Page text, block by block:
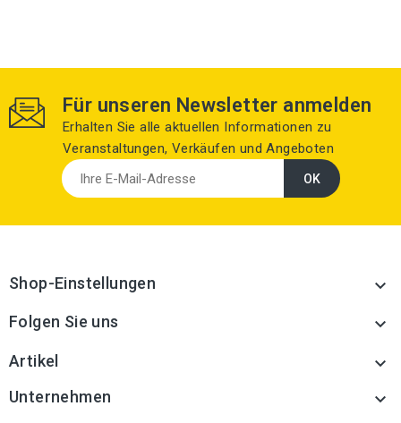
Für unseren Newsletter anmelden
Erhalten Sie alle aktuellen Informationen zu
Veranstaltungen, Verkäufen und Angeboten
Shop-Einstellungen 
Folgen Sie uns 
Artikel 
Unternehmen 